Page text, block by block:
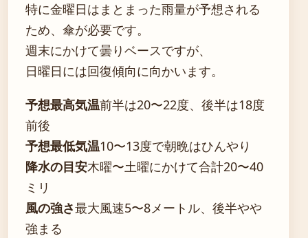
特に金曜日はまとまった雨量が予想される
ため、傘が必要です。
週末にかけて曇りベースですが、
日曜日には回復傾向に向かいます。
予想最高気温前半は20〜22度、後半は18度
前後
予想最低気温10〜13度で朝晩はひんやり
降水の目安木曜〜土曜にかけて合計20〜40
ミリ
風の強さ最大風速5〜8メートル、後半やや
強まる